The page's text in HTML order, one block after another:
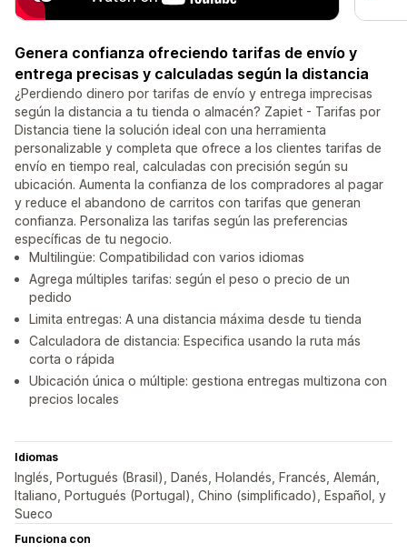
Genera confianza ofreciendo tarifas de envío y
entrega precisas y calculadas según la distancia
¿Perdiendo dinero por tarifas de envío y entrega imprecisas
según la distancia a tu tienda o almacén? Zapiet - Tarifas por
Distancia tiene la solución ideal con una herramienta
personalizable y completa que ofrece a los clientes tarifas de
envío en tiempo real, calculadas con precisión según su
ubicación. Aumenta la confianza de los compradores al pagar
y reduce el abandono de carritos con tarifas que generan
confianza. Personaliza las tarifas según las preferencias
específicas de tu negocio.
Multilingüe: Compatibilidad con varios idiomas
Agrega múltiples tarifas: según el peso o precio de un
pedido
Limita entregas: A una distancia máxima desde tu tienda
Calculadora de distancia: Especifica usando la ruta más
corta o rápida
Ubicación única o múltiple: gestiona entregas multizona con
precios locales
Idiomas
Inglés, Portugués (Brasil), Danés, Holandés, Francés, Alemán,
Italiano, Portugués (Portugal), Chino (simplificado), Español, y
Sueco
Funciona con